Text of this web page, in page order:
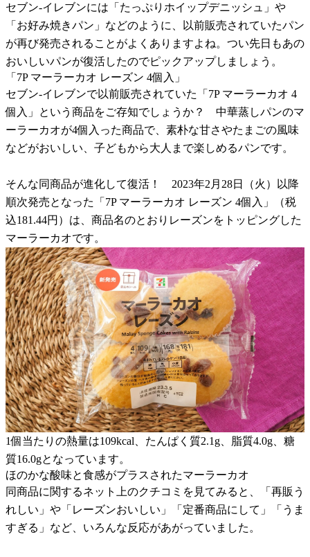
セブン-イレブンには「たっぷりホイップデニッシュ」や
「お好み焼きパン」などのように、以前販売されていたパン
が再び発売されることがよくありますよね。つい先日もあの
おいしいパンが復活したのでピックアップしましょう。
「7P マーラーカオ レーズン 4個入」
セブン-イレブンで以前販売されていた「7P マーラーカオ 4
個入」という商品をご存知でしょうか？ 中華蒸しパンのマ
ーラーカオが4個入った商品で、素朴な甘さやたまごの風味
などがおいしい、子どもから大人まで楽しめるパンです。
そんな同商品が進化して復活！ 2023年2月28日（火）以降
順次発売となった「7P マーラーカオ レーズン 4個入」（税
込181.44円）は、商品名のとおりレーズンをトッピングした
マーラーカオです。
1個当たりの熱量は109kcal、たんぱく質2.1g、脂質4.0g、糖
質16.0gとなっています。
ほのかな酸味と食感がプラスされたマーラーカオ
同商品に関するネット上のクチコミを見てみると、「再販う
れしい」や「レーズンおいしい」「定番商品にして」「うま
すぎる」など、いろんな反応があがっていました。